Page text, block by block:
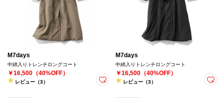
M7days
中綿入りトレンチロングコート
￥16,500（40%OFF）
レビュー（3）
M7days
中綿入りトレンチロングコート
￥16,500（40%OFF）
レビュー（3）